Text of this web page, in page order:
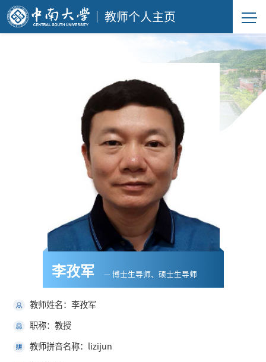
教师个人主页
李孜军 — 博士生导师、硕士生导师
教师姓名：李孜军
职称：教授
教师拼音名称：lizijun